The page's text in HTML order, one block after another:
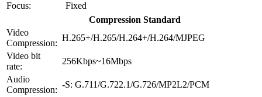
Focus:
Fixed
Compression Standard
Video
Compression:
H.265+/H.265/H.264+/H.264/MJPEG
Video bit
rate:
256Kbps~16Mbps
Audio
Compression:
-S: G.711/G.722.1/G.726/MP2L2/PCM